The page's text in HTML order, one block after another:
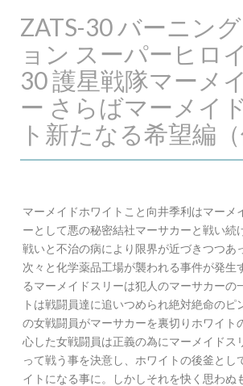
ZATS-30 バーニン
ョン スーパーヒロ
30 護星戦隊マーメ
ー さらばマーメイ
ト新たなる希望編（
マーメイドホワイトこと向井季利はマーメ
ーとして悪の秘密結社マーサカーと戦い続
戦いと不治の病により限界が近づきつつあ
次々と化学薬品工場が襲われる事件が発生
るマーメイドスリーは犯人のマーサカーの
トは戦闘員達に追いつめられ絶対絶命のピ
の女戦闘員がマーサカーを裏切りホワイト
心した女戦闘員は正義の為にマーメイドス
って戦う事を決意し、ホワイトの後釜とし
イトになる事に。しかしそれを快く思わぬ